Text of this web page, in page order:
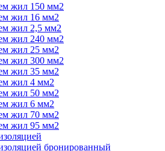
жил 150 мм2
жил 16 мм2
жил 2,5 мм2
жил 240 мм2
жил 25 мм2
жил 300 мм2
жил 35 мм2
жил 4 мм2
жил 50 мм2
жил 6 мм2
жил 70 мм2
жил 95 мм2
бронированный